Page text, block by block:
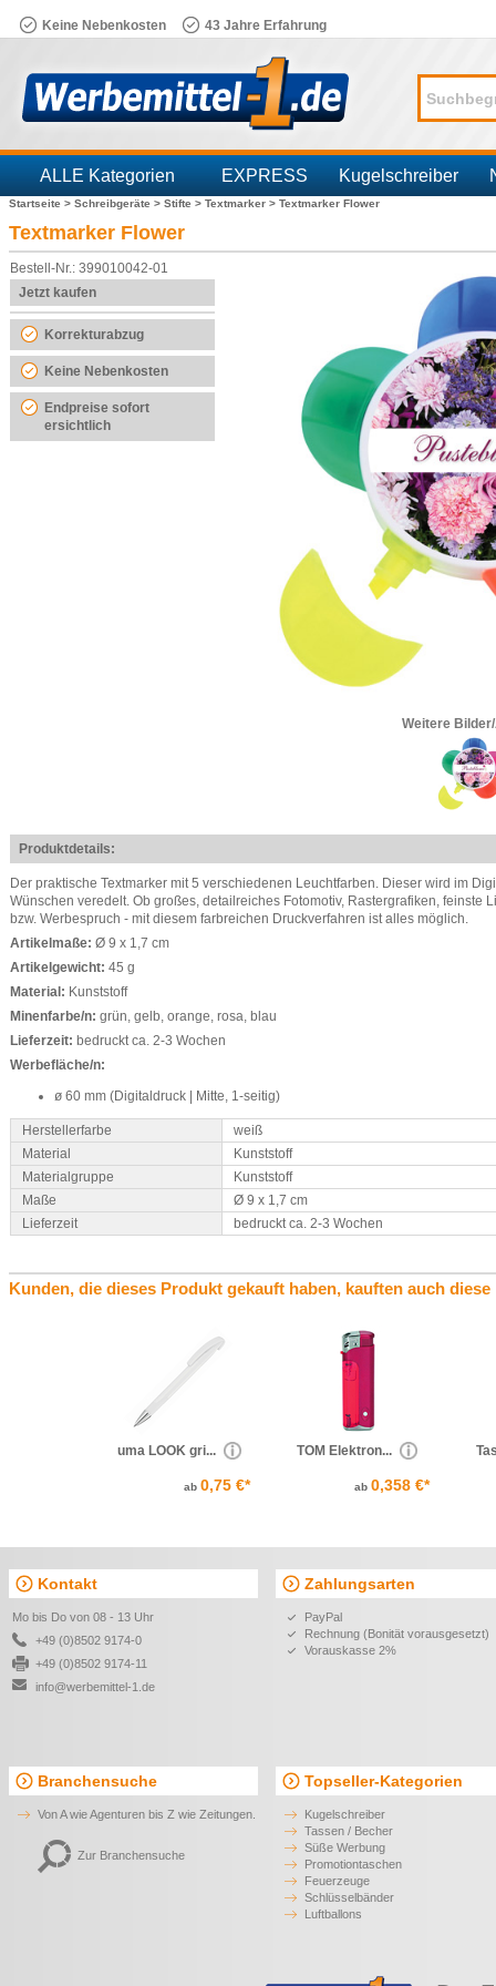
Keine Nebenkosten 43 Jahre Erfahrung
ALLE Kategorien EXPRESS Kugelschreiber
Branchen
Startseite > Schreibgeräte > Stifte > Textmarker > Textmarker Flower
Textmarker Flower
Bestell-Nr.: 399010042-01
Jetzt kaufen
Korrekturabzug
Keine Nebenkosten
Endpreise sofort
ersichtlich
Weitere
Produktdetails:
Der praktische Textmarker mit 5 verschiedenen Leuchtfarben. Dieser wird im
Wünschen veredelt. Ob großes, detailreiches Fotomotiv, Rastergrafiken, feinste
bzw. Werbespruch - mit diesem farbreichen Druckverfahren ist alles möglich.
Artikelmaße: Ø 9 x 1,7 cm
Artikelgewicht: 45 g
Material: Kunststoff
Minenfarbe/n: grün, gelb, orange, rosa, blau
Lieferzeit: bedruckt ca. 2-3 Wochen
Werbefläche/n:
ø 60 mm (Digitaldruck | Mitte, 1-seitig)
Herstellerfarbe
weiß
Material
Kunststoff
Materialgruppe
Kunststoff
Maße
Ø 9 x 1,7 cm
Lieferzeit
bedruckt ca. 2-3 Wochen
Kunden, die dieses Produkt gekauft haben, kauften auch
uma LOOK gri...
ab 0,75 €*
TOM Elektron...
ab 0,358 €*
Kontakt
Mo bis Do von 08 - 13 Uhr
+49 (0)8502 9174-0
+49 (0)8502 9174-11
info@werbemittel-1.de
Zahlungsarten
PayPal
Rechnung (Bonität vorausgesetzt)
Vorauskasse 2%
Branchensuche
Von A wie Agenturen bis Z wie Zeitungen.
Zur Branchensuche
Topseller-Kategorien
Kugelschreiber
Tassen / Becher
Süße Werbung
Promotiontaschen
Feuerzeuge
Schlüsselbänder
Luftballons